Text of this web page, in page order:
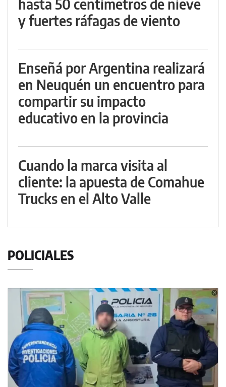
hasta 50 centímetros de nieve
y fuertes ráfagas de viento
Enseñá por Argentina realizará
en Neuquén un encuentro para
compartir su impacto
educativo en la provincia
Cuando la marca visita al
cliente: la apuesta de Comahue
Trucks en el Alto Valle
POLICIALES